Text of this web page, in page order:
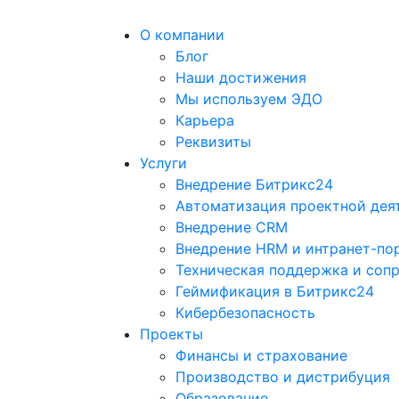
О компании
Блог
Наши достижения
Мы используем ЭДО
Карьера
Реквизиты
Услуги
Внедрение Битрикс24
Автоматизация проектной
Внедрение CRM
Внедрение HRM и интранет-
Техническая поддержка и
Геймификация в Битрикс24
Кибербезопасность
Проекты
Финансы и страхование
Производство и дистрибуция